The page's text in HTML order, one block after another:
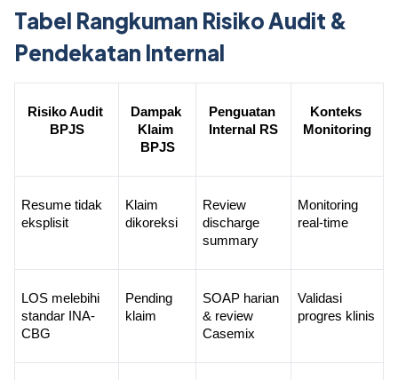
Tabel Rangkuman Risiko Audit &
Pendekatan Internal
Risiko Audit
BPJS
Dampak
Klaim
BPJS
Penguatan
Internal RS
Konteks
Monitoring
Resume tidak
eksplisit
Klaim
dikoreksi
Review
discharge
summary
Monitoring
real-time
LOS melebihi
standar INA-
CBG
Pending
klaim
SOAP harian
& review
Casemix
Validasi
progres klinis